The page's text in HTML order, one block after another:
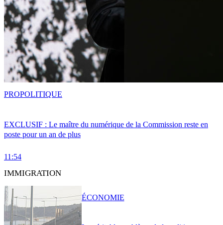
EXCLUSIF : Le maître du numérique de la Commission reste en
poste pour un an de plus
11:54
PROPOLITIQUE
IMMIGRATION
ÉCONOMIE